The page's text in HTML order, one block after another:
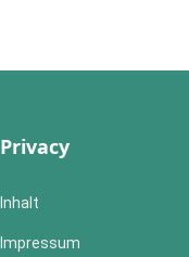
Privacy
Inhalt
Impressum